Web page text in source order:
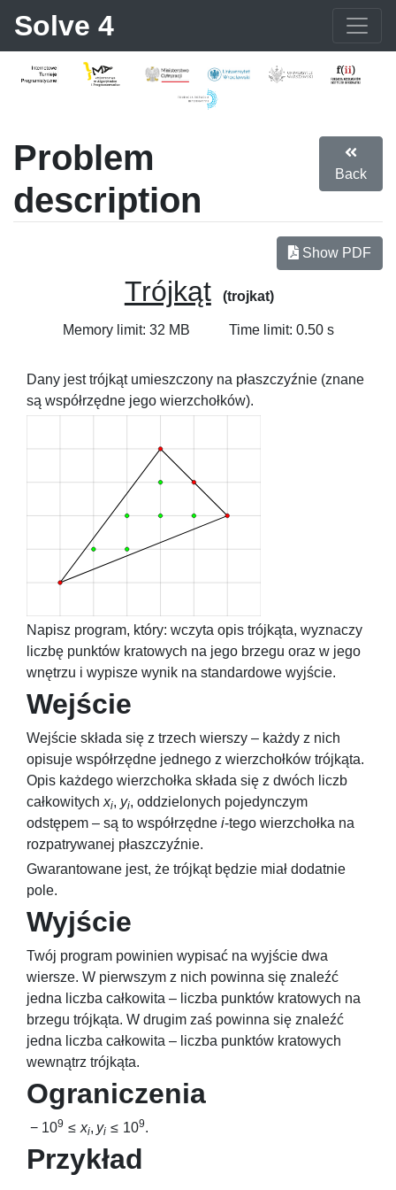
Solve 4
Problem
description
Back
Show PDF
Trójkąt (trojkat)
Memory limit: 32 MB Time limit: 0.50 s
Dany jest trójkąt umieszczony na płaszczyźnie (znane
są współrzędne jego wierzchołków).
Napisz program, który: wczyta opis trójkąta, wyznaczy
liczbę punktów kratowych na jego brzegu oraz w jego
wnętrzu i wypisze wynik na standardowe wyjście.
Wejście
Wejście składa się z trzech wierszy – każdy z nich
opisuje współrzędne jednego z wierzchołków trójkąta.
Opis każdego wierzchołka składa się z dwóch liczb
całkowitych xi, yi, oddzielonych pojedynczym
odstępem – są to współrzędne i-tego wierzchołka na
rozpatrywanej płaszczyźnie.
Gwarantowane jest, że trójkąt będzie miał dodatnie
pole.
Wyjście
Twój program powinien wypisać na wyjście dwa
wiersze. W pierwszym z nich powinna się znaleźć
jedna liczba całkowita – liczba punktów kratowych na
brzegu trójkąta. W drugim zaś powinna się znaleźć
jedna liczba całkowita – liczba punktów kratowych
wewnątrz trójkąta.
Ograniczenia
− 109 ≤ xi, yi ≤ 109.
Przykład